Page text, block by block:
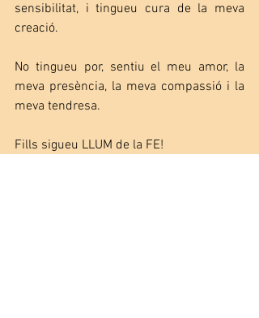
sensibilitat, i tingueu cura de la meva
creació.
No tingueu por, sentiu el meu amor, la
meva presència, la meva compassió i la
meva tendresa.
Fills sigueu LLUM de la FE!